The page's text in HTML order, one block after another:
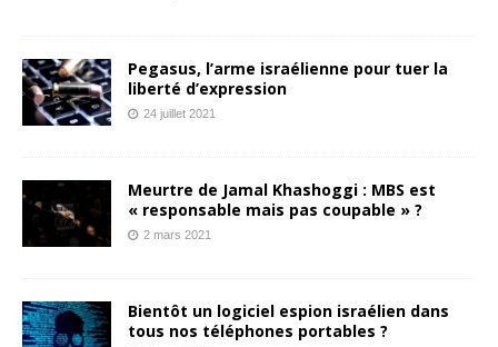
Pegasus, l’arme israélienne pour tuer la
liberté d’expression
24 juillet 2021
Meurtre de Jamal Khashoggi : MBS est
« responsable mais pas coupable » ?
2 mars 2021
Bientôt un logiciel espion israélien dans
tous nos téléphones portables ?